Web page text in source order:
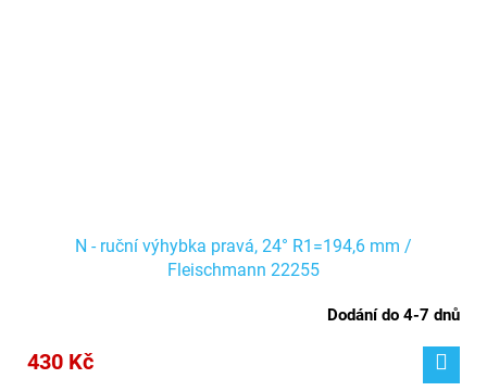
N - ruční výhybka pravá, 24° R1=194,6 mm /
Fleischmann 22255
Dodání do 4-7 dnů
430 Kč